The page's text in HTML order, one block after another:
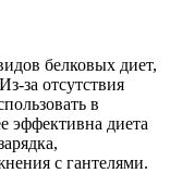
белковых диет,
за отсутствия
в
эффективна диета
с гантелями.